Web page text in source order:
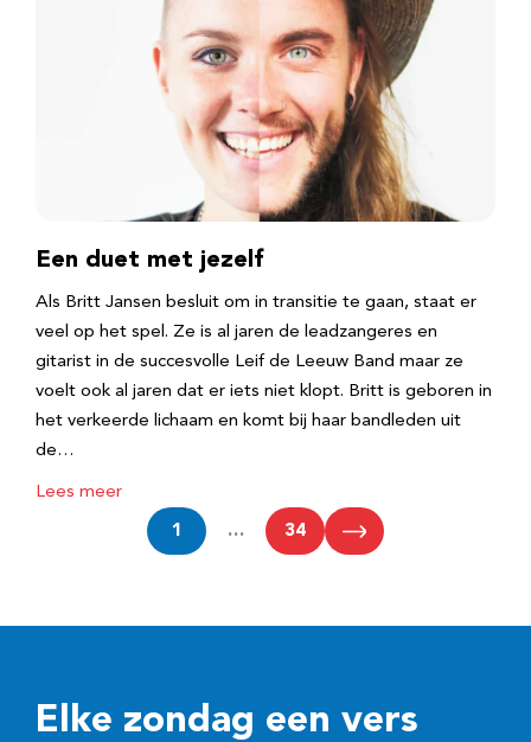
Een duet met jezelf
Als Britt Jansen besluit om in transitie te gaan, staat er
veel op het spel. Ze is al jaren de leadzangeres en
gitarist in de succesvolle Leif de Leeuw Band maar ze
voelt ook al jaren dat er iets niet klopt. Britt is geboren in
het verkeerde lichaam en komt bij haar bandleden uit
de…
Lees meer
1 … 34
Elke zondag een vers